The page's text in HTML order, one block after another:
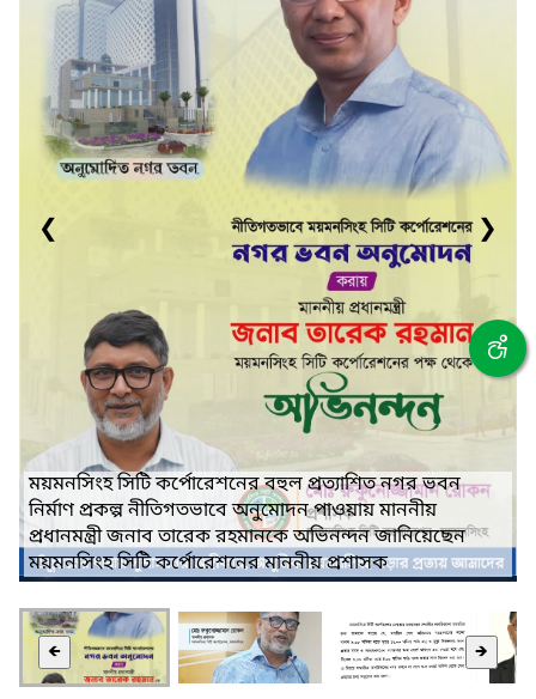
ময়মনসিংহ সিটি কর্পোরেশনের বহুল প্রত্যাশিত নগর ভবন
নির্মাণ প্রকল্প নীতিগতভাবে অনুমোদন পাওয়ায় মাননীয়
প্রধানমন্ত্রী জনাব তারেক রহমানকে অভিনন্দন জানিয়েছেন
ময়মনসিংহ সিটি কর্পোরেশনের মাননীয় প্রশাসক
❮ ❯
🡸 🡺